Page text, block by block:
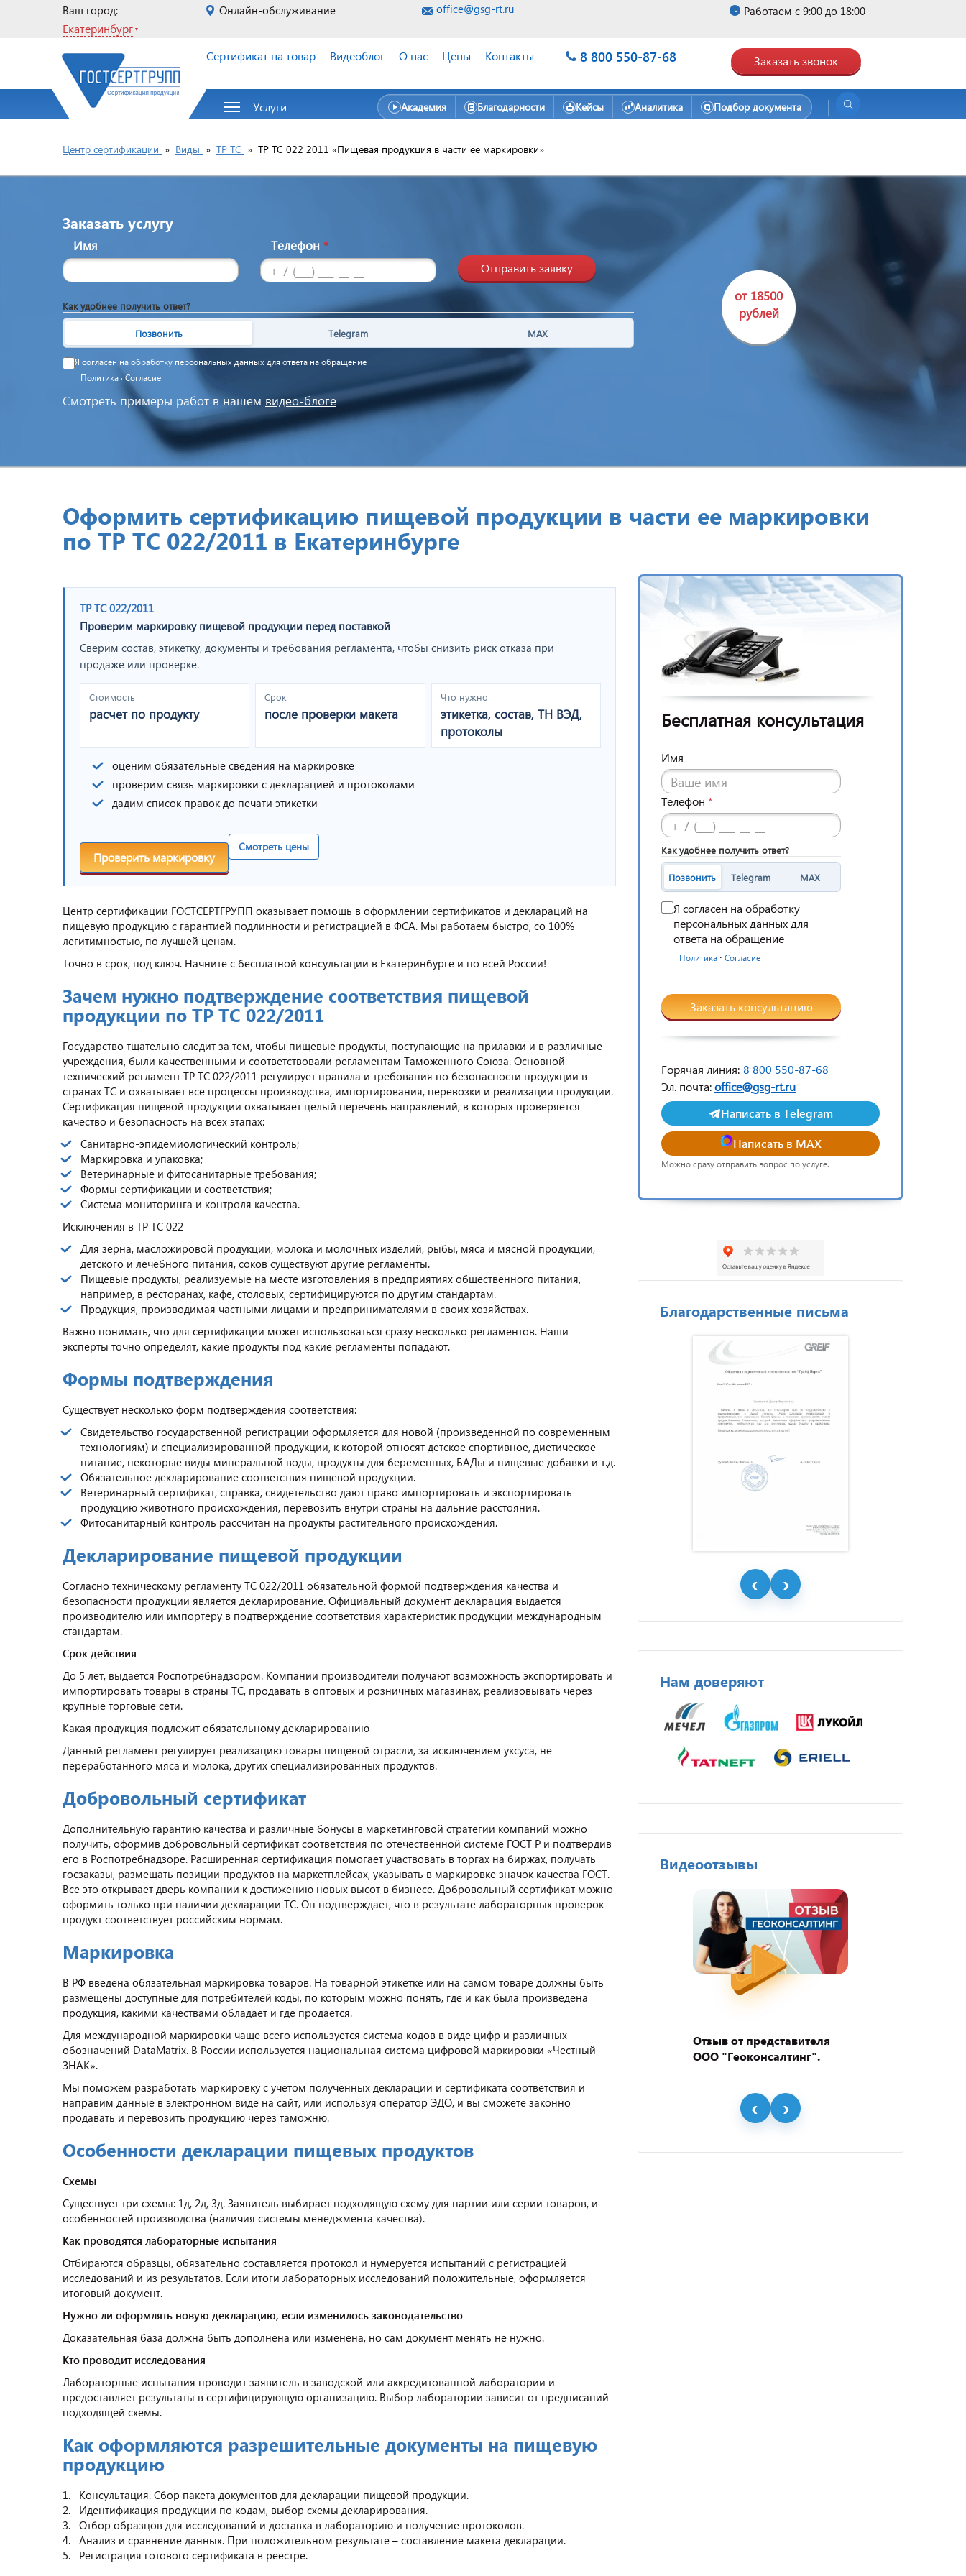
Ваш город:
Екатеринбург
Онлайн-обслуживание office@gsg-rt.ru Работаем с 9:00 до 18:00
Сертификат на товар Видеоблог О нас Цены Контакты 8 800 550-87-68 Заказать звонок
Услуги Академия Благодарности Кейсы Аналитика Подбор документа
Центр сертификации » Виды » ТР ТС » ТР ТС 022 2011 «Пищевая продукция в части ее маркировки»
Заказать услугу
Имя Телефон *
Отправить заявку
Как удобнее получить ответ?
Позвонить Telegram MAX
Я согласен на обработку персональных данных для ответа на обращение
Политика ·Согласие
Смотреть примеры работ в нашем видео-блоге
от 18500
рублей
Оформить сертификацию пищевой продукции в части ее маркировки
по ТР ТС 022/2011 в Екатеринбурге
ТР ТС 022/2011
Проверим маркировку пищевой продукции перед поставкой
Сверим состав, этикетку, документы и требования регламента, чтобы снизить риск отказа при
продаже или проверке.
Стоимость
расчет по продукту
Срок
после проверки макета
Что нужно
этикетка, состав, ТН ВЭД,
протоколы
оценим обязательные сведения на маркировке
проверим связь маркировки с декларацией и протоколами
дадим список правок до печати этикетки
Проверить маркировку
Смотреть цены
Центр сертификации ГОСТСЕРТГРУПП оказывает помощь в оформлении сертификатов и деклараций на
пищевую продукцию с гарантией подлинности и регистрацией в ФСА. Мы работаем быстро, со 100%
легитимностью, по лучшей ценам.
Точно в срок, под ключ. Начните с бесплатной консультации в Екатеринбурге и по всей России!
Зачем нужно подтверждение соответствия пищевой
продукции по ТР ТС 022/2011
Государство тщательно следит за тем, чтобы пищевые продукты, поступающие на прилавки и в различные
учреждения, были качественными и соответствовали регламентам Таможенного Союза. Основной
технический регламент ТР ТС 022/2011 регулирует правила и требования по безопасности продукции в
странах ТС и охватывает все процессы производства, импортирования, перевозки и реализации продукции.
Сертификация пищевой продукции охватывает целый перечень направлений, в которых проверяется
качество и безопасность на всех этапах:
Санитарно-эпидемиологический контроль;
Маркировка и упаковка;
Ветеринарные и фитосанитарные требования;
Формы сертификации и соответствия;
Система мониторинга и контроля качества.
Исключения в ТР ТС 022
Для зерна, масложировой продукции, молока и молочных изделий, рыбы, мяса и мясной продукции,
детского и лечебного питания, соков существуют другие регламенты.
Пищевые продукты, реализуемые на месте изготовления в предприятиях общественного питания,
например, в ресторанах, кафе, столовых, сертифицируются по другим стандартам.
Продукция, производимая частными лицами и предпринимателями в своих хозяйствах.
Важно понимать, что для сертификации может использоваться сразу несколько регламентов. Наши
эксперты точно определят, какие продукты под какие регламенты попадают.
Формы подтверждения
Существует несколько форм подтверждения соответствия:
Свидетельство государственной регистрации оформляется для новой (произведенной по современным
технологиям) и специализированной продукции, к которой относят детское спортивное, диетическое
питание, некоторые виды минеральной воды, продукты для беременных, БАДы и пищевые добавки и т.д.
Обязательное декларирование соответствия пищевой продукции.
Ветеринарный сертификат, справка, свидетельство дают право импортировать и экспортировать
продукцию животного происхождения, перевозить внутри страны на дальние расстояния.
Фитосанитарный контроль рассчитан на продукты растительного происхождения.
Декларирование пищевой продукции
Согласно техническому регламенту ТС 022/2011 обязательной формой подтверждения качества и
безопасности продукции является декларирование. Официальный документ декларация выдается
производителю или импортеру в подтверждение соответствия характеристик продукции международным
стандартам.
Срок действия
До 5 лет, выдается Роспотребнадзором. Компании производители получают возможность экспортировать и
импортировать товары в страны ТС, продавать в оптовых и розничных магазинах, реализовывать через
крупные торговые сети.
Какая продукция подлежит обязательному декларированию
Данный регламент регулирует реализацию товары пищевой отрасли, за исключением уксуса, не
переработанного мяса и молока, других специализированных продуктов.
Добровольный сертификат
Дополнительную гарантию качества и различные бонусы в маркетинговой стратегии компаний можно
получить, оформив добровольный сертификат соответствия по отечественной системе ГОСТ Р и подтвердив
его в Роспотребнадзоре. Расширенная сертификация помогает участвовать в торгах на биржах, получать
госзаказы, размещать позиции продуктов на маркетплейсах, указывать в маркировке значок качества ГОСТ.
Все это открывает дверь компании к достижению новых высот в бизнесе. Добровольный сертификат можно
оформить только при наличии декларации ТС. Он подтверждает, что в результате лабораторных проверок
продукт соответствует российским нормам.
Маркировка
В РФ введена обязательная маркировка товаров. На товарной этикетке или на самом товаре должны быть
размещены доступные для потребителей коды, по которым можно понять, где и как была произведена
продукция, какими качествами обладает и где продается.
Для международной маркировки чаще всего используется система кодов в виде цифр и различных
обозначений DataMatrix. В России используется национальная система цифровой маркировки «Честный
ЗНАК».
Мы поможем разработать маркировку с учетом полученных декларации и сертификата соответствия и
направим данные в электронном виде на сайт, или используя оператор ЭДО, и вы сможете законно
продавать и перевозить продукцию через таможню.
Особенности декларации пищевых продуктов
Схемы
Существует три схемы: 1д, 2д, 3д. Заявитель выбирает подходящую схему для партии или серии товаров, и
особенностей производства (наличия системы менеджмента качества).
Как проводятся лабораторные испытания
Отбираются образцы, обязательно составляется протокол и нумеруется испытаний с регистрацией
исследований и из результатов. Если итоги лабораторных исследований положительные, оформляется
итоговый документ.
Нужно ли оформлять новую декларацию, если изменилось законодательство
Доказательная база должна быть дополнена или изменена, но сам документ менять не нужно.
Кто проводит исследования
Лабораторные испытания проводит заявитель в заводской или аккредитованной лаборатории и
предоставляет результаты в сертифицирующую организацию. Выбор лаборатории зависит от предписаний
подходящей схемы.
Как оформляются разрешительные документы на пищевую
продукцию
1. Консультация. Сбор пакета документов для декларации пищевой продукции.
2. Идентификация продукции по кодам, выбор схемы декларирования.
3. Отбор образцов для исследований и доставка в лабораторию и получение протоколов.
4. Анализ и сравнение данных. При положительном результате – составление макета декларации.
5. Регистрация готового сертификата в реестре.
Бесплатная консультация
Имя
Телефон *
Как удобнее получить ответ?
Позвонить Telegram MAX
Я согласен на обработку
персональных данных для
ответа на обращение
Политика · Согласие
Заказать консультацию
Горячая линия: 8 800 550-87-68
Эл. почта:office@gsg-rt.ru
Написать в Telegram
Написать в MAX
Можно сразу отправить вопрос по услуге.
Благодарственные письма
Нам доверяют
Видеоотзывы
Отзыв от ООО "Пирамит".
Отзыв от представителя
ООО "Геоконсалтинг".